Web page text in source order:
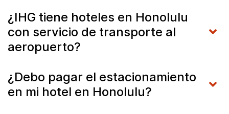
¿IHG tiene hoteles en Honolulu
con servicio de transporte al
aeropuerto?
¿Debo pagar el estacionamiento
en mi hotel en Honolulu?